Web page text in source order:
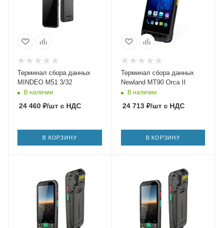
Терминал сбора данных
MINDEO M51 3/32
В наличии
24 460 ₽/шт с НДС
В КОРЗИНУ
Терминал сбора данных
Newland MT90 Orca II
В наличии
24 713₽/штс НДС
В КОРЗИНУ